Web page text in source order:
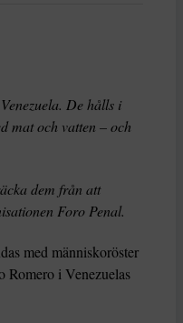
De hålls i
mat och vatten – och
dem från att
Foro Penal.
med människoröster
Romero i Venezuelas